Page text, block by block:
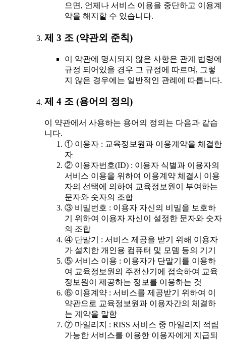
으면, 언제나 서비스 이용을 중단하고 이용계
약을 해지할 수 있습니다.
제 3 조 (약관외 준칙)
이 약관에 명시되지 않은 사항은 관계 법령에
규정 되어있을 경우 그 규정에 따르며, 그렇
지 않은 경우에는 일반적인 관례에 따릅니다.
제 4 조 (용어의 정의)
이 약관에서 사용하는 용어의 정의는 다음과 같습
니다.
① 이용자 : 교육정보원과 이용계약을 체결한
자
② 이용자번호(ID) : 이용자 식별과 이용자의
서비스 이용을 위하여 이용계약 체결시 이용
자의 선택에 의하여 교육정보원이 부여하는
문자와 숫자의 조합
③ 비밀번호 : 이용자 자신의 비밀을 보호하
기 위하여 이용자 자신이 설정한 문자와 숫자
의 조합
④ 단말기 : 서비스 제공을 받기 위해 이용자
가 설치한 개인용 컴퓨터 및 모뎀 등의 기기
⑤ 서비스 이용 : 이용자가 단말기를 이용하
여 교육정보원의 주전산기에 접속하여 교육
정보원이 제공하는 정보를 이용하는 것
⑥ 이용계약 : 서비스를 제공받기 위하여 이
약관으로 교육정보원과 이용자간의 체결하
는 계약을 말함
⑦ 마일리지 : RISS 서비스 중 마일리지 적립
가능한 서비스를 이용한 이용자에게 지급되